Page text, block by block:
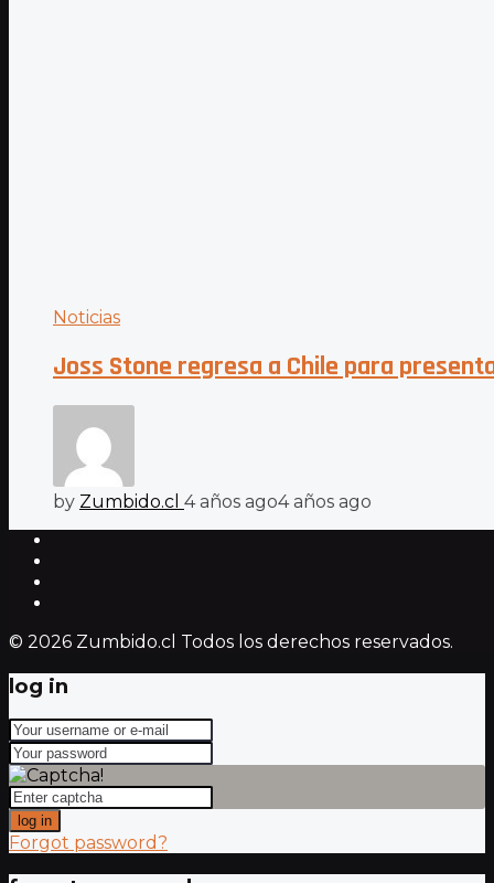
Noticias
Joss Stone regresa a Chile para
by Zumbido.cl 4 años ago4 años ago
© 2026 Zumbido.cl Todos los derechos reservados.
log in
log in
Forgot password?